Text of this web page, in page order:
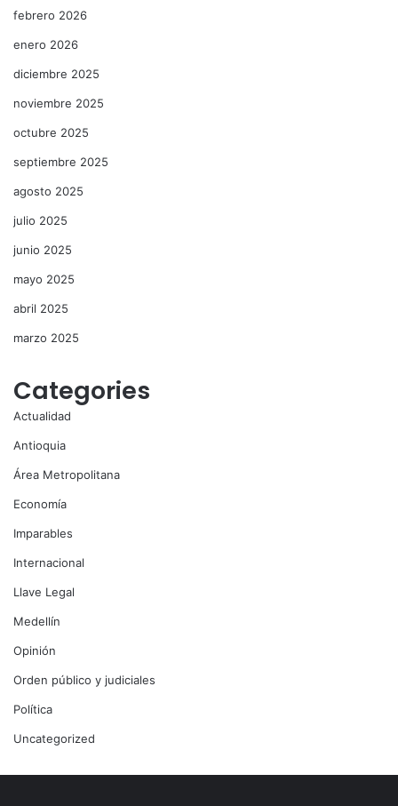
febrero 2026
enero 2026
diciembre 2025
noviembre 2025
octubre 2025
septiembre 2025
agosto 2025
julio 2025
junio 2025
mayo 2025
abril 2025
marzo 2025
Categories
Actualidad
Antioquia
Área Metropolitana
Economía
Imparables
Internacional
Llave Legal
Medellín
Opinión
Orden público y judiciales
Política
Uncategorized